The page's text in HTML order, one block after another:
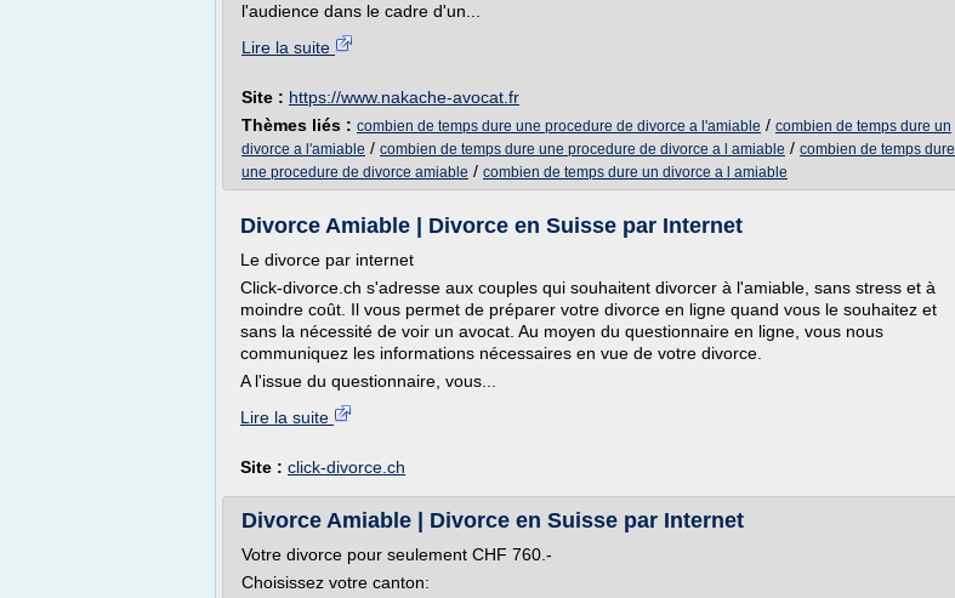
l'audience dans le cadre d'un...
Lire la suite
Site : https://www.nakache-avocat.fr
Thèmes liés : combien de temps dure une procedure de divorce a l'amiable / combien de temps dure un
divorce a l'amiable / combien de temps dure une procedure de divorce a l amiable / combien de temps dure
une procedure de divorce amiable / combien de temps dure un divorce a l amiable
Divorce Amiable | Divorce en Suisse par Internet
Le divorce par internet
Click-divorce.ch s'adresse aux couples qui souhaitent divorcer à l'amiable, sans stress et à
moindre coût. Il vous permet de préparer votre divorce en ligne quand vous le souhaitez et
sans la nécessité de voir un avocat. Au moyen du questionnaire en ligne, vous nous
communiquez les informations nécessaires en vue de votre divorce.
A l'issue du questionnaire, vous...
Lire la suite
Site : click-divorce.ch
Divorce Amiable | Divorce en Suisse par Internet
Votre divorce pour seulement CHF 760.-
Choisissez votre canton: